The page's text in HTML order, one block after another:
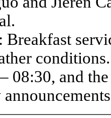
08:30, and